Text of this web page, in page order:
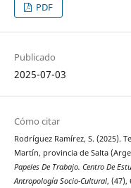
PDF
Publicado
2025-07-03
Cómo citar
Rodríguez Ramírez, S. (2025).
Martín, provincia de Salta
Papeles De Trabajo. Centro De
Antropología Socio-Cultural, (47),